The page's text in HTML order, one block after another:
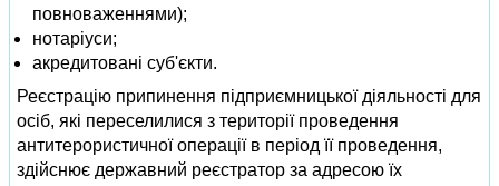
повноваженнями);
нотаріуси;
акредитовані суб'єкти.
Реєстрацію припинення підприємницької діяльності для
осіб, які переселилися з території проведення
антитерористичної операції в період її проведення,
здійснює державний реєстратор за адресою їх